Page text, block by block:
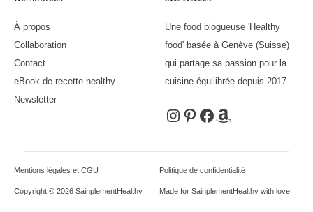
À propos
Collaboration
Contact
eBook de recette healthy
Newsletter
Une food blogueuse 'Healthy
food' basée à Genève (Suisse)
qui partage sa passion pour la
cuisine équilibrée depuis 2017.
Instagram
Pinterest
Facebook
Amazon
Mentions légales et CGU Politique de confidentialité
Copyright © 2026 SainplementHealthy Made for SainplementHealthy with love